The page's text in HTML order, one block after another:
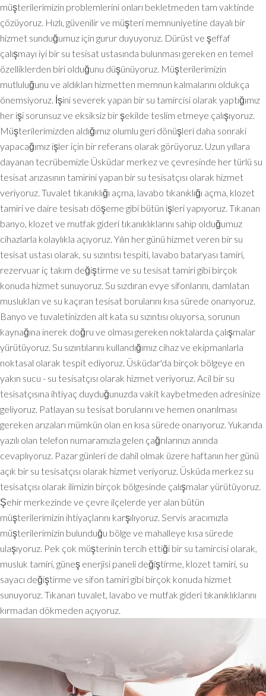
müşterilerimizin problemlerini onları bekletmeden tam vaktinde
çözüyoruz. Hızlı, güvenilir ve müşteri memnuniyetine dayalı bir
hizmet sunduğumuz için gurur duyuyoruz. Dürüst ve şeffaf
çalışmayı iyi bir su tesisat ustasında bulunması gereken en temel
özelliklerden biri olduğunu düşünüyoruz. Müşterilerimizin
mutluluğunu ve aldıkları hizmetten memnun kalmalarını oldukça
önemsiyoruz. İşini severek yapan bir su tamircisi olarak yaptığımız
her işi sorunsuz ve eksiksiz bir şekilde teslim etmeye çalışıyoruz.
Müşterilerimizden aldığımız olumlu geri dönüşleri daha sonraki
yapacağımız işler için bir referans olarak görüyoruz. Uzun yıllara
dayanan tecrübemizle Üsküdar merkez ve çevresinde her türlü su
tesisat arızasının tamirini yapan bir su tesisatçısı olarak hizmet
veriyoruz. Tuvalet tıkanıklığı açma, lavabo tıkanıklığı açma, klozet
tamiri ve daire tesisatı döşeme gibi bütün işleri yapıyoruz. Tıkanan
banyo, klozet ve mutfak gideri tıkanıklıklarını sahip olduğumuz
cihazlarla kolaylıkla açıyoruz. Yılın her günü hizmet veren bir su
tesisat ustası olarak, su sızıntısı tespiti, lavabo bataryası tamiri,
rezervuar iç takım değiştirme ve su tesisat tamiri gibi birçok
konuda hizmet sunuyoruz. Su sızdıran evye sifonlarını, damlatan
muslukları ve su kaçıran tesisat borularını kısa sürede onarıyoruz.
Banyo ve tuvaletinizden alt kata su sızıntısı oluyorsa, sorunun
kaynağına inerek doğru ve olması gereken noktalarda çalışmalar
yürütüyoruz. Su sızıntılarını kullandığımız cihaz ve ekipmanlarla
noktasal olarak tespit ediyoruz. Üsküdar'da birçok bölgeye en
yakın sucu - su tesisatçısı olarak hizmet veriyoruz. Acil bir su
tesisatçısına ihtiyaç duyduğunuzda vakit kaybetmeden adresinize
geliyoruz. Patlayan su tesisat borularını ve hemen onarılması
gereken arızaları mümkün olan en kısa sürede onarıyoruz. Yukarıda
yazılı olan telefon numaramızla gelen çağrılarınızı anında
cevaplıyoruz. Pazar günleri de dahil olmak üzere haftanın her günü
açık bir su tesisatçısı olarak hizmet veriyoruz. Üsküda merkez su
tesisatçısı olarak ilimizin birçok bölgesinde çalışmalar yürütüyoruz.
Şehir merkezinde ve çevre ilçelerde yer alan bütün
müşterilerimizin ihtiyaçlarını karşılıyoruz. Servis aracımızla
müşterilerimizin bulunduğu bölge ve mahalleye kısa sürede
ulaşıyoruz. Pek çok müşterinin tercih ettiği bir su tamircisi olarak,
musluk tamiri, güneş enerjisi paneli değiştirme, klozet tamiri, su
sayacı değiştirme ve sifon tamiri gibi birçok konuda hizmet
sunuyoruz. Tıkanan tuvalet, lavabo ve mutfak gideri tıkanıklıklarını
kırmadan dökmeden açıyoruz.